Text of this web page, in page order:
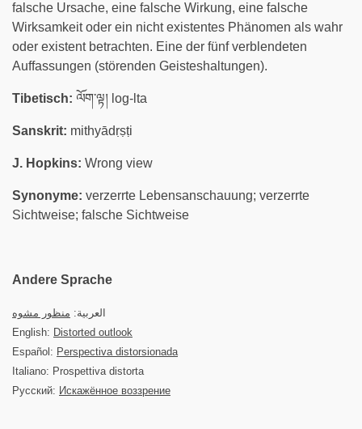
falsche Ursache, eine falsche Wirkung, eine falsche
Wirksamkeit oder ein nicht existentes Phänomen als wahr
oder existent betrachten. Eine der fünf verblendeten
Auffassungen (störenden Geisteshaltungen).
Tibetisch: ལོག་ལྟ། log-lta
Sanskrit: mithyādṛṣṭi
J. Hopkins: Wrong view
Synonyme: verzerrte Lebensanschauung; verzerrte
Sichtweise; falsche Sichtweise
Andere Sprache
العربية: منظور مشوه
English: Distorted outlook
Español: Perspectiva distorsionada
Italiano: Prospettiva distorta
Русский: Искажённое воззрение